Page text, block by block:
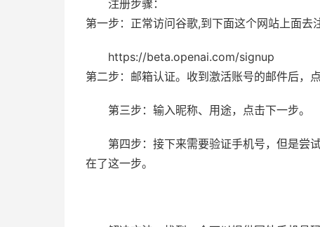
注册步骤：
第一步：正常访问谷歌,到下面这个网站上面去
https://beta.openai.com/signup
第二步：邮箱认证。收到激活账号的邮件后，
第三步：输入昵称、用途，点击下一步。
第四步：接下来需要验证手机号，但是尝
在了这一步。